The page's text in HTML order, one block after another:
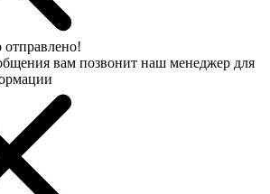
вам позвонит наш менеджер для